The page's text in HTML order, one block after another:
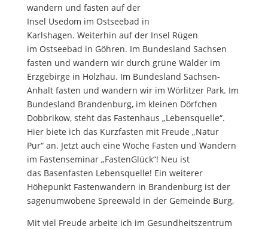
wandern und fasten auf der
Insel Usedom im Ostseebad in
Karlshagen. Weiterhin auf der Insel Rügen
im Ostseebad in Göhren. Im Bundesland Sachsen
fasten und wandern wir durch grüne Wälder im
Erzgebirge in Holzhau. Im Bundesland Sachsen-
Anhalt fasten und wandern wir im Wörlitzer Park. Im
Bundesland Brandenburg, im kleinen Dörfchen
Dobbrikow, steht das Fastenhaus „Lebensquelle“.
Hier biete ich das Kurzfasten mit Freude „Natur
Pur“an. Jetzt auch eine Woche Fasten und Wandern
im Fastenseminar „FastenGlück“! Neu ist
das Basenfasten Lebensquelle! Ein weiterer
Höhepunkt Fastenwandern in Brandenburg ist der
sagenumwobene Spreewald in der Gemeinde Burg,
Mit viel Freude arbeite ich im Gesundheitszentrum